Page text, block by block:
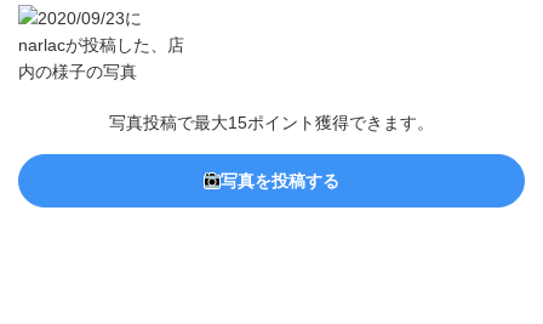
写真投稿で最大15ポイント獲得できます。
写真を投稿する